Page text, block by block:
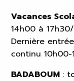
Vacances
14h00 à
Dernière
continu
BADABOUM :